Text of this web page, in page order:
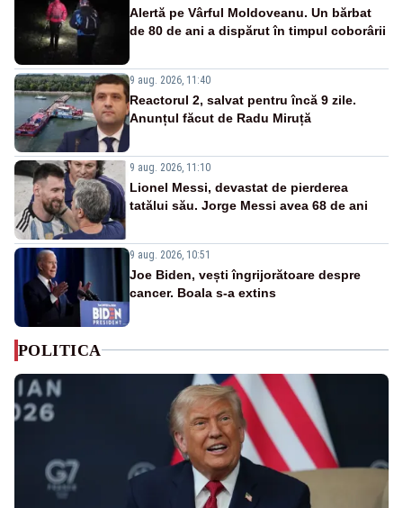
Alertă pe Vârful Moldoveanu. Un bărbat
de 80 de ani a dispărut în timpul coborârii
9 aug. 2026, 11:40
Reactorul 2, salvat pentru încă 9 zile.
Anunțul făcut de Radu Miruță
9 aug. 2026, 11:10
Lionel Messi, devastat de pierderea
tatălui său. Jorge Messi avea 68 de ani
9 aug. 2026, 10:51
Joe Biden, vești îngrijorătoare despre
cancer. Boala s-a extins
POLITICA